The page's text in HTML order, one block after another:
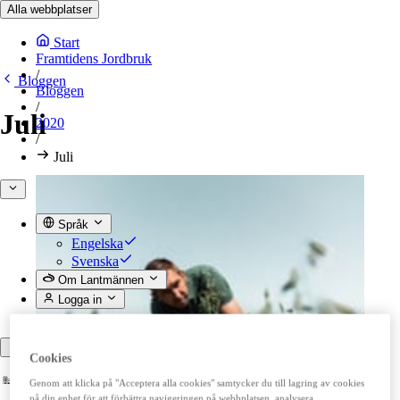
Alla webbplatser
Start
Framtidens Jordbruk
/
Bloggen
/
2020
/
Juli
Språk
Engelska
Svenska
Om Lantmännen
Logga in
Bloggen
Juli
Cookies
Genom att klicka på "Acceptera alla cookies" samtycker du till lagring av cookies
på din enhet för att förbättra navigeringen på webbplatsen, analysera